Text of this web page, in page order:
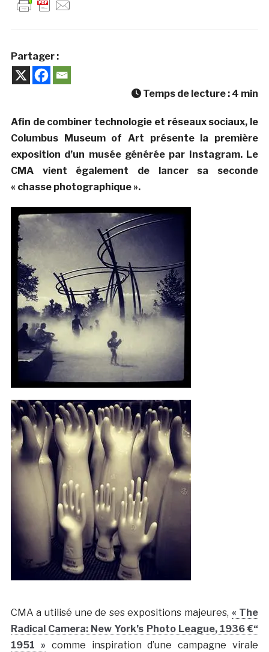
Partager :
Temps de lecture : 4 min
Afin de combiner technologie et réseaux sociaux, le
Columbus Museum of Art présente la première
exposition d’un musée générée par Instagram. Le
CMA vient également de lancer sa seconde
« chasse photographique ».
CMA a utilisé une de ses expositions majeures, « The
Radical Camera: New York’s Photo League, 1936 €“
1951 » comme inspiration d’une campagne virale